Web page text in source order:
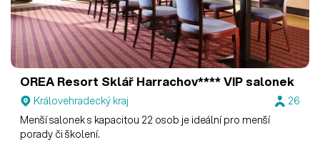
OREA Resort Sklář Harrachov****VIP salonek
Královehradecký kraj
26
Menší salonek s kapacitou 22 osob je ideální pro menší
porady či školení.